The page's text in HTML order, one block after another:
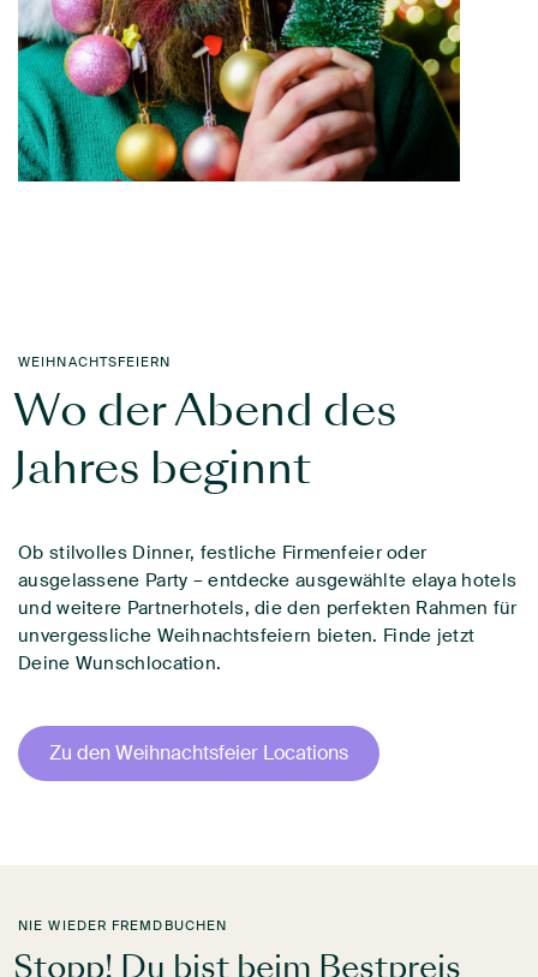
WEIHNACHTSFEIERN
Wo der Abend des
Jahres beginnt
Ob stilvolles Dinner, festliche Firmenfeier oder
ausgelassene Party – entdecke ausgewählte elaya hotels
und weitere Partnerhotels, die den perfekten Rahmen für
unvergessliche Weihnachtsfeiern bieten. Finde jetzt
Deine Wunschlocation.
Zu den Weihnachtsfeier Locations
NIE WIEDER FREMDBUCHEN
Stopp! Du bist beim Bestpreis